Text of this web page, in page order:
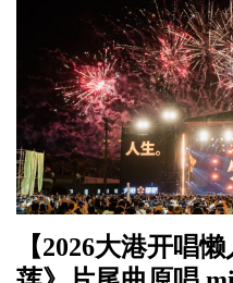
【2026大港开唱